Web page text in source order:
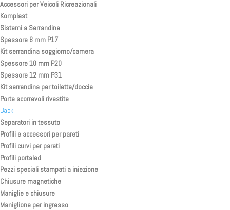
Accessori per Veicoli Ricreazionali
Komplast
Sistemi a Serrandina
Spessore 8 mm P17
Kit serrandina soggiorno/camera
Spessore 10 mm P20
Spessore 12 mm P31
Kit serrandina per toilette/doccia
Porte scorrevoli rivestite
Back
Separatori in tessuto
Profili e accessori per pareti
Profili curvi per pareti
Profili portaled
Pezzi speciali stampati a iniezione
Chiusure magnetiche
Maniglie e chiusure
Maniglione per ingresso